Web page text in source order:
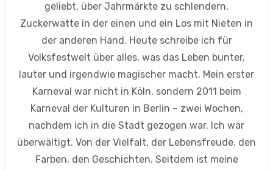
geliebt, über Jahrmärkte zu schlendern,
Zuckerwatte in der einen und ein Los mit Nieten in
der anderen Hand. Heute schreibe ich für
Volksfestwelt über alles, was das Leben bunter,
lauter und irgendwie magischer macht. Mein erster
Karneval war nicht in Köln, sondern 2011 beim
Karneval der Kulturen in Berlin – zwei Wochen,
nachdem ich in die Stadt gezogen war. Ich war
überwältigt. Von der Vielfalt, der Lebensfreude, den
Farben, den Geschichten. Seitdem ist meine